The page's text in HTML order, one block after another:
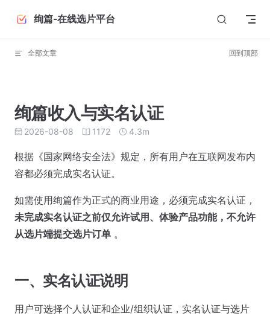
Skip to content
绚篇-在线选片平台
全部文章 回到顶部
绚篇收入与实名认证
2026-08-08 1172 4.3m
根据《国家网络安全法》规定，所有用户在互联网发布内
容都必须完成实名认证。
如需使用绚篇作为正式的商业用途，必须完成实名认证，
未完成实名认证之前仅允许试用、体验产品功能，不允许
从选片端提交选片订单 。
一、实名认证说明
用户可选择个人认证和企业/组织认证，实名认证与选片